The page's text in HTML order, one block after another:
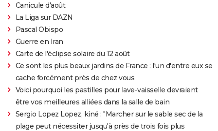
Canicule d'août
La Liga sur DAZN
Pascal Obispo
Guerre en Iran
Carte de l'éclipse solaire du 12 août
Ce sont les plus beaux jardins de France : l'un d'entre eux se
cache forcément près de chez vous
Voici pourquoi les pastilles pour lave-vaisselle devraient
être vos meilleures alliées dans la salle de bain
Sergio Lopez Lopez, kiné : "Marcher sur le sable sec de la
plage peut nécessiter jusqu'à près de trois fois plus